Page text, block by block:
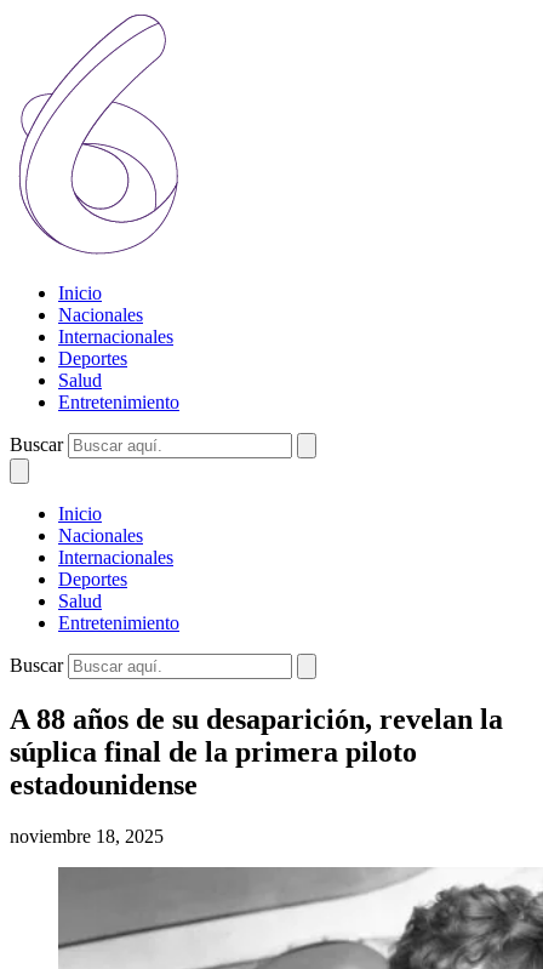
Inicio
Nacionales
Internacionales
Deportes
Salud
Entretenimiento
Buscar
Inicio
Nacionales
Internacionales
Deportes
Salud
Entretenimiento
Buscar
A 88 años de su desaparición, revelan la
súplica final de la primera piloto
estadounidense
noviembre 18, 2025